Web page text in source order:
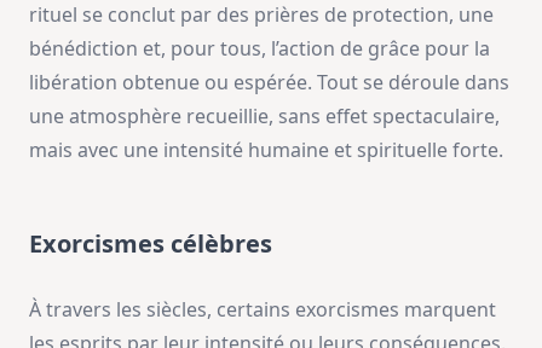
rituel se conclut par des prières de protection, une
bénédiction et, pour tous, l’action de grâce pour la
libération obtenue ou espérée. Tout se déroule dans
une atmosphère recueillie, sans effet spectaculaire,
mais avec une intensité humaine et spirituelle forte.
Exorcismes célèbres
À travers les siècles, certains exorcismes marquent